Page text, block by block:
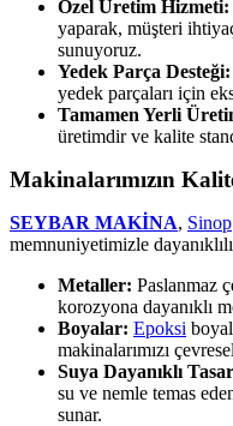
Özel Üretim Hizmeti:
yaparak, müşteri
sunuyoruz.
Yedek Parça Desteği:
yedek parçaları için
Tamamen Yerli
üretimdir ve kalite
Makinalarımızın
SEYBAR MAKİNA, Sinop
memnuniyetimizle
Metaller: Paslanmaz
korozyona dayanıklı
Boyalar: Epoksi
makinalarımızı
Suya Dayanıklı
su ve nemle temas
sunar.